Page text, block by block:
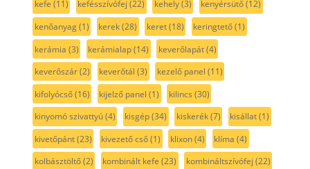
kefe (11) kefésszívófej (22) kehely(3) kenyérsütő(12)
kenőanyag(1) kerek(28) keret(18) keringtető(1)
kerámia (3) kerámialap(14) keverőlapát(4)
keverőszár(2) keverőtál (3) kezelő panel (11)
kifolyócső(16) kijelző panel (1) kilincs (30)
kinyomó szivattyú(4) kisgép(34) kiskerék(7) kisállat(1)
kivetőpánt(23) kivezető cső(1) klixon(4) klíma (4)
kolbásztöltő(2) kombinált kefe (23) kombináltszívófej (22)